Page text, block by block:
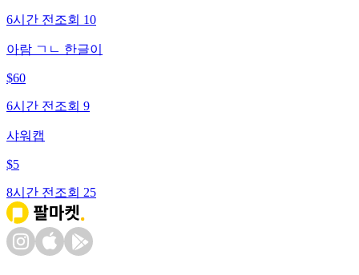
6시간 전 조회 10
아람 ㄱㄴ 한글이
$60
6시간 전 조회 9
샤워캡
$5
8시간 전 조회 25